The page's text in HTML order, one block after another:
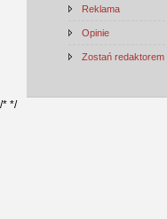
Reklama
Opinie
Zostań redaktorem
/* */